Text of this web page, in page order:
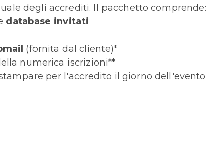
degli accrediti. Il pacchetto comprende:
database invitati
(fornita dal cliente)*
numerica iscrizioni**
per l'accredito il giorno dell'evento